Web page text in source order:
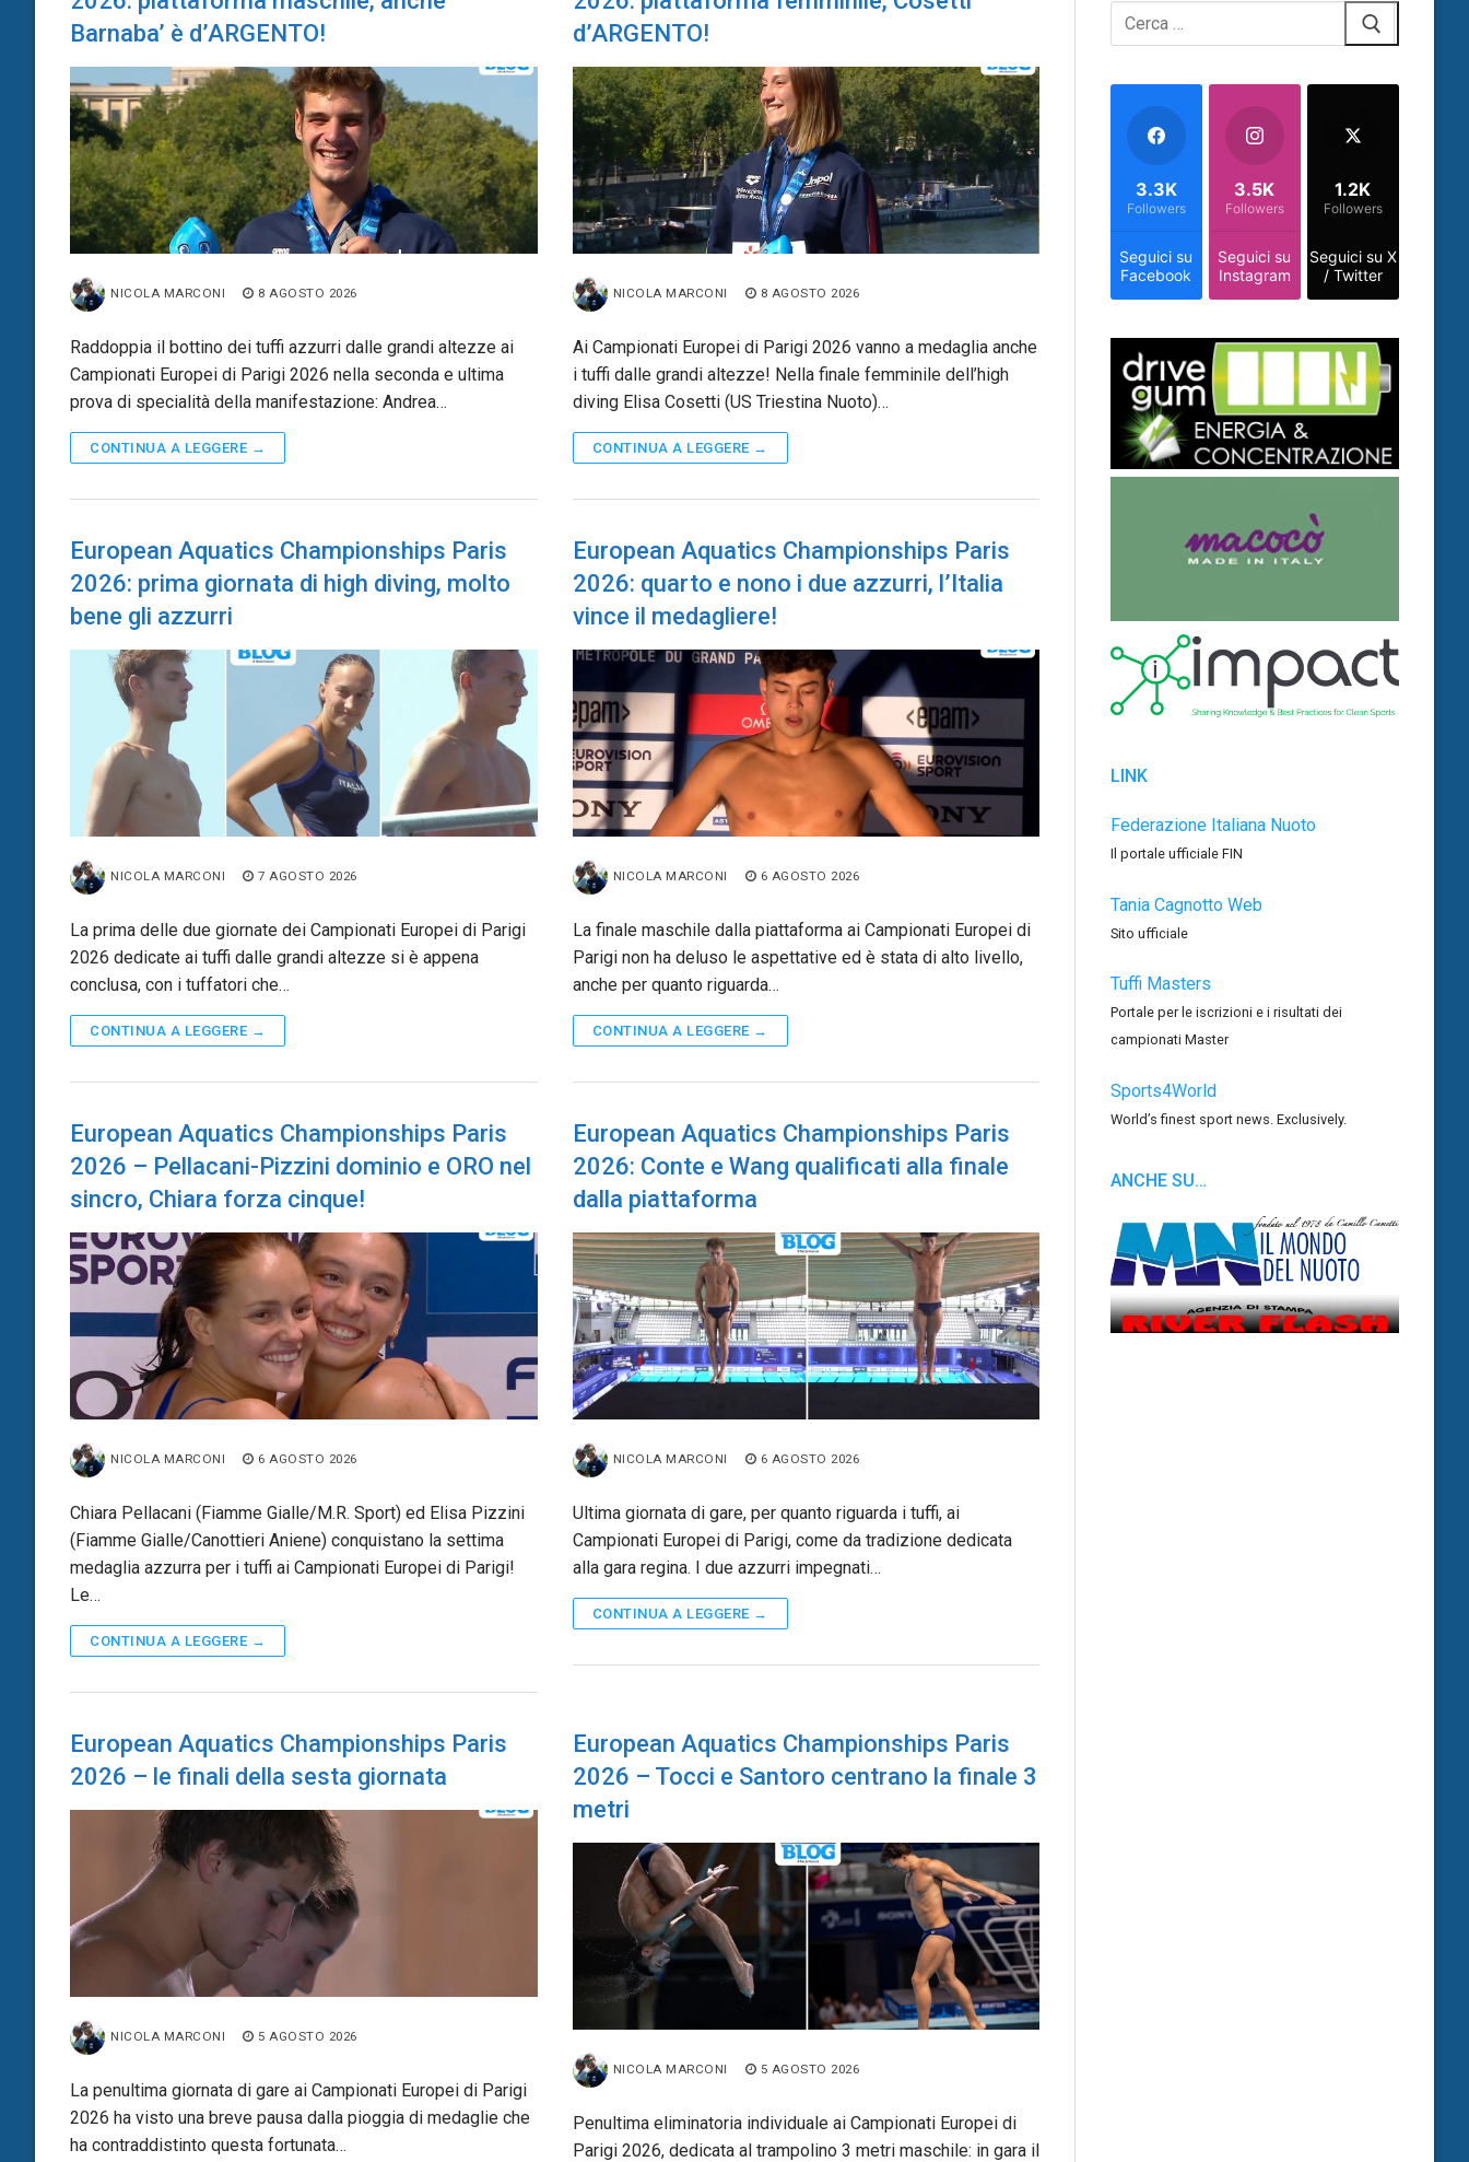
Barnaba’ è d’ARGENTO!
NICOLA MARCONI 8 AGOSTO 2026
Raddoppia il bottino dei tuffi azzurri dalle grandi altezze ai
Campionati Europei di Parigi 2026 nella seconda e ultima
prova di specialità della manifestazione: Andrea…
CONTINUA A LEGGERE →
d’ARGENTO!
NICOLA MARCONI 8 AGOSTO 2026
Ai Campionati Europei di Parigi 2026 vanno a medaglia anche
i tuffi dalle grandi altezze! Nella finale femminile dell’high
diving Elisa Cosetti (US Triestina Nuoto)…
CONTINUA A LEGGERE →
European Aquatics Championships Paris
2026: prima giornata di high diving, molto
bene gli azzurri
NICOLA MARCONI 7 AGOSTO 2026
La prima delle due giornate dei Campionati Europei di Parigi
2026 dedicate ai tuffi dalle grandi altezze si è appena
conclusa, con i tuffatori che…
CONTINUA A LEGGERE →
European Aquatics Championships Paris
2026: quarto e nono i due azzurri, l’Italia
vince il medagliere!
NICOLA MARCONI 6 AGOSTO 2026
La finale maschile dalla piattaforma ai Campionati Europei di
Parigi non ha deluso le aspettative ed è stata di alto livello,
anche per quanto riguarda…
CONTINUA A LEGGERE →
European Aquatics Championships Paris
2026 – Pellacani-Pizzini dominio e ORO nel
sincro, Chiara forza cinque!
NICOLA MARCONI 6 AGOSTO 2026
Chiara Pellacani (Fiamme Gialle/M.R. Sport) ed Elisa Pizzini
(Fiamme Gialle/Canottieri Aniene) conquistano la settima
medaglia azzurra per i tuffi ai Campionati Europei di Parigi!
Le…
CONTINUA A LEGGERE →
European Aquatics Championships Paris
2026: Conte e Wang qualificati alla finale
dalla piattaforma
NICOLA MARCONI 6 AGOSTO 2026
Ultima giornata di gare, per quanto riguarda i tuffi, ai
Campionati Europei di Parigi, come da tradizione dedicata
alla gara regina. I due azzurri impegnati…
CONTINUA A LEGGERE →
European Aquatics Championships Paris
2026 – le finali della sesta giornata
NICOLA MARCONI 5 AGOSTO 2026
La penultima giornata di gare ai Campionati Europei di Parigi
2026 ha visto una breve pausa dalla pioggia di medaglie che
ha contraddistinto questa fortunata…
European Aquatics Championships Paris
2026 – Tocci e Santoro centrano la finale 3
metri
NICOLA MARCONI 5 AGOSTO 2026
Penultima eliminatoria individuale ai Campionati Europei di
Parigi 2026, dedicata al trampolino 3 metri maschile: in gara il
Cerca:
Seguici su
Facebook
3.3K
Followers
Seguici su
Instagram
3.5K
Followers
Seguici su X
/ Twitter
1.2K
Followers
LINK
Federazione Italiana Nuoto
Il portale ufficiale FIN
Tania Cagnotto Web
Sito ufficiale
Tuffi Masters
Portale per le iscrizioni e i risultati dei
campionati Master
Sports4World
World’s finest sport news. Exclusively.
ANCHE SU…